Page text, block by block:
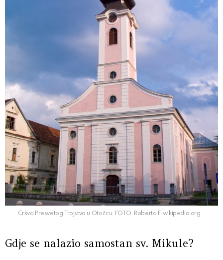
Crkva Presvetog Trojstva u Otočcu. FOTO: Roberta F. wikipedia.org
Gdje se nalazio samostan sv. Mikule?